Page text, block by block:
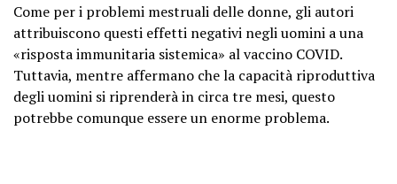
Come per i problemi mestruali delle donne, gli autori
attribuiscono questi effetti negativi negli uomini a una
«risposta immunitaria sistemica» al vaccino COVID.
Tuttavia, mentre affermano che la capacità riproduttiva
degli uomini si riprenderà in circa tre mesi, questo
potrebbe comunque essere un enorme problema.